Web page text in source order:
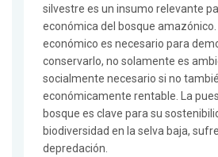
silvestre es un insumo relevante
económica del bosque
económico es necesario para
conservarlo, no solamente es
socialmente necesario si no
económicamente rentable. La
bosque es clave para su
biodiversidad en la selva baja,
depredación.